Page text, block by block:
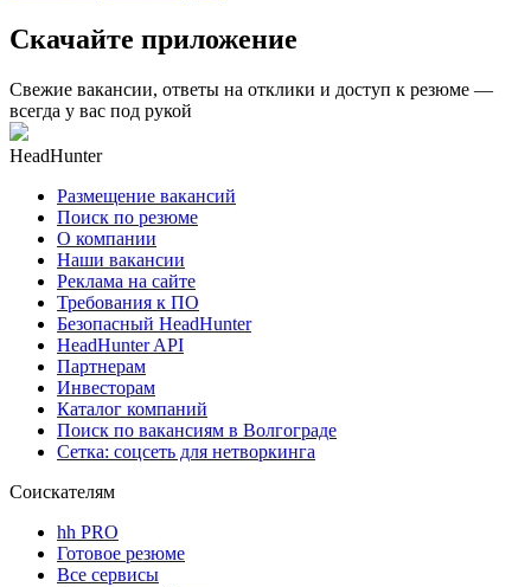
Скачайте приложение
Свежие вакансии, ответы на отклики и доступ к резюме —
всегда у вас под рукой
HeadHunter
Размещение вакансий
Поиск по резюме
О компании
Наши вакансии
Реклама на сайте
Требования к ПО
Безопасный HeadHunter
HeadHunter API
Партнерам
Инвесторам
Каталог компаний
Поиск по вакансиям в Волгограде
Сетка: соцсеть для нетворкинга
Соискателям
hh PRO
Готовое резюме
Все сервисы